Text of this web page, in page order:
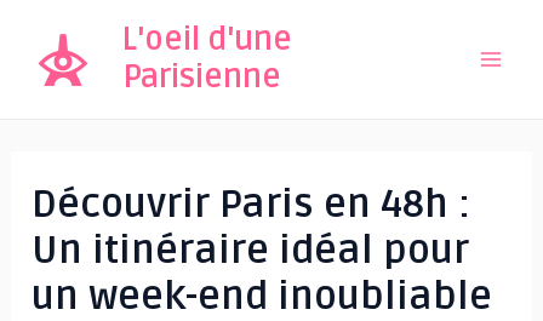
contenu
L'oeil d'une
Parisienne
Découvrir Paris en 48h :
Un itinéraire idéal pour
un week-end inoubliable